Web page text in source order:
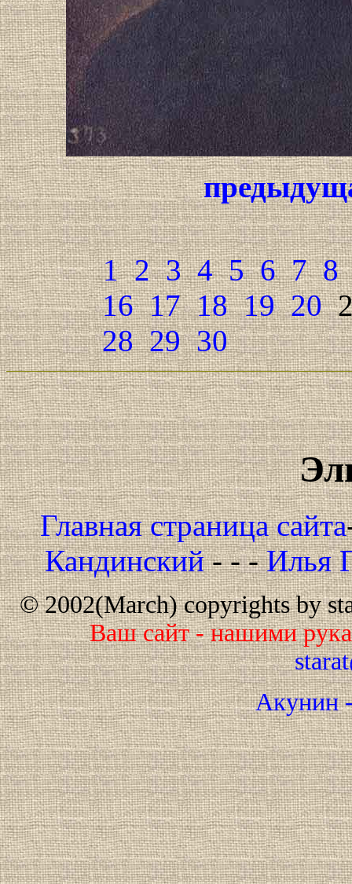
1 2 3 4 5 6 7 8
16 17 18 19 20
28 29 30
Главная страница сайта
Кандинский- - -Илья
© 2002(March) copyrights by
Ваш сайт - нашими
Акунин